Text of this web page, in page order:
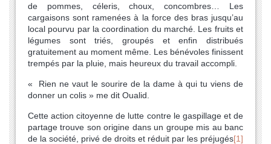
de pommes, céleris, choux, concombres… Les
cargaisons sont ramenées à la force des bras jusqu’au
local pourvu par la coordination du marché. Les fruits et
légumes sont triés, groupés et enfin distribués
gratuitement au moment même. Les bénévoles finissent
trempés par la pluie, mais heureux du travail accompli.
« Rien ne vaut le sourire de la dame à qui tu viens de
donner un colis » me dit Oualid.
Cette action citoyenne de lutte contre le gaspillage et de
partage trouve son origine dans un groupe mis au banc
de la société, privé de droits et réduit par les préjugés[1]